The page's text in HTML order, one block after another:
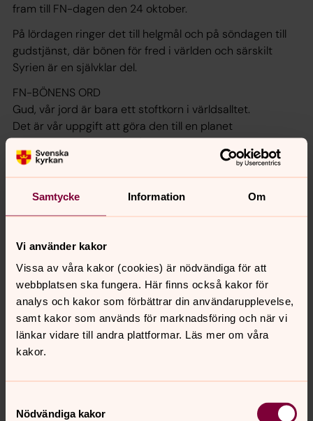
Samtycke Information Om
Vi använder kakor
Vissa av våra kakor (cookies) är nödvändiga för att
webbplatsen ska fungera. Här finns också kakor för
analys och kakor som förbättrar din användarupplevelse,
samt kakor som används för marknadsföring och när vi
länkar vidare till andra plattformar. Läs mer om våra
kakor.
Nödvändiga kakor
fram till FN-dagen den 24 oktober.
På lördagen ringer det till helgmål och på söndagen till
gudstjänst, där bönen för fred i världen och särskilt
Syrien är en självklar del.
FN-BÖNENS ORD
Gud, vår jord är bara ett stoftkorn i världsalltet.
Det är vår uppgift att göra den till en planet
där ingen skall behöva plågas av krig, hunger eller
fruktan
eller vara utestängd från andra i meningslöst
främlingskap
Gud, ge oss mod och förutseende att ta itu med detta
så att våra barn och barnbarn en gång med stolthet
kan bära namnet människa.
Stockholm den 15 oktober 2016
Eva Brunne, biskop
Hans Ulfvebrand, domprost